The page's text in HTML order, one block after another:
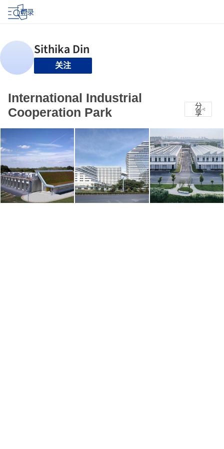
登录
关注
International Industrial
Cooperation Park
分
享